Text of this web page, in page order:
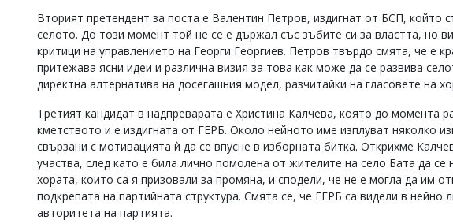
откриете
обиден
сигнализирайте
Вторият претендент за поста е Валентин Петров, издигнат от БСП, който
селото. До този момент той не се е държал със зъбите си за властта, но
критици на управлението на Георги Георгиев. Петров твърдо смята, че е
притежава ясни идеи и различна визия за това как може да се развива
директна алтернатива на досегашния модел, разчитайки на гласовете на
Третият кандидат в надпреварата е Христина Калчева, която до момента
кметството и е издигната от ГЕРБ. Около нейното име изплуват няколко
свързани с мотивацията ѝ да се впусне в изборната битка. Открихме
участва, след като е била лично помолена от жителите на село Бата да се
хората, които са я призовали за промяна, и сподели, че не е могла да им
подкрепата на партийната структура. Смята се, че ГЕРБ са видели в нейно
авторитета на партията.